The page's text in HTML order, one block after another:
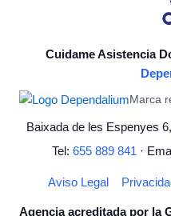
Cuidame Asistencia
Marca
Baixada de les Espenyes
Tel: 655 889 841 ·
Aviso Legal
Agencia acreditada por la